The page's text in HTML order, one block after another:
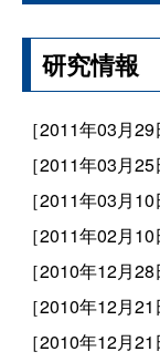
研究情報
［2011年03月
［2011年03月25
［2011年03月10
［2011年02月10
［2010年12月
［2010年12月21
［2010年12月21